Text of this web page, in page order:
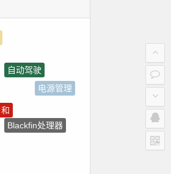
自动驾驶
电源管理
Blackfin处理器